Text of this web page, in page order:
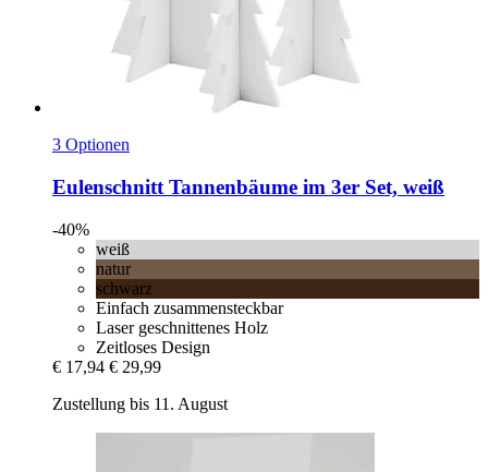
3 Optionen
Eulenschnitt Tannenbäume im 3er Set, weiß
-40%
weiß
natur
schwarz
Einfach zusammensteckbar
Laser geschnittenes Holz
Zeitloses Design
€ 17,94 € 29,99
Zustellung bis 11. August